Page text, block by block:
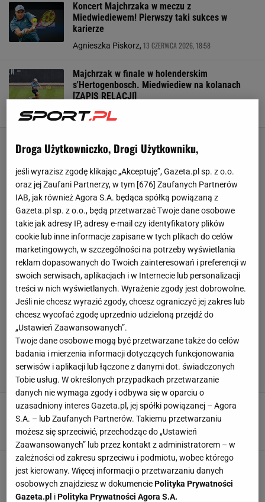
Koncert Majchrzaka w meczu z
Miedwiediewem! Pierwszy taki sukces w
karierze
Agnieszka Piskorz, 13 CZERWCA 2026, 18:58
Majchrzak w finale w holenderskim
s'Hertogenbosch. Miedwiediew na kolanach
[ZAPIS RELACJI]
Agnieszka Piskorz,
Andriejewa pokonała Chwalińską. Oto reakcja
Miedwiediewa
Agnieszka Piskorz,8 CZERWCA 2026, 17:08
Rosjanie zdruzgotani po porażce
Miedwiediewa. "Ma najgorszy bilans"
Dawid Franek, 26 MAJA 2026, 19:02
Droga Użytkowniczko, Drogi Użytkowniku,
jeśli wyrazisz zgodę klikając „Akceptuję”, Gazeta.pl sp. z o.o.
oraz jej Zaufani Partnerzy, w tym [676] Zaufanych Partnerów
IAB, jak również Agora S.A. będąca spółką powiązaną z
Gazeta.pl sp. z o.o., będą przetwarzać Twoje dane osobowe
takie jak adresy IP, adresy e-mail czy identyfikatory plików
cookie lub inne informacje zapisane w tych plikach do celów
marketingowych, w szczególności na potrzeby wyświetlania
reklam dopasowanych do Twoich zainteresowań i preferencji w
swoich serwisach, aplikacjach i w Internecie lub personalizacji
treści w nich wyświetlanych. Wyrażenie zgody jest dobrowolne.
Jeśli nie chcesz wyrazić zgody, chcesz ograniczyć jej zakres lub
chcesz wycofać zgodę uprzednio udzieloną przejdź do
„Ustawień Zaawansowanych”.
Twoje dane osobowe mogą być przetwarzane także do celów
badania i mierzenia informacji dotyczących funkcjonowania
serwisów i aplikacji lub łączone z danymi dot. świadczonych
Tobie usług. W określonych przypadkach przetwarzanie
danych nie wymaga zgody i odbywa się w oparciu o
uzasadniony interes Gazeta.pl, jej spółki powiązanej – Agora
S.A. – lub Zaufanych Partnerów. Takiemu przetwarzaniu
możesz się sprzeciwić, przechodząc do „Ustawień
Zaawansowanych” lub przez kontakt z administratorem – w
zależności od zakresu sprzeciwu i podmiotu, wobec którego
jest kierowany. Więcej informacji o przetwarzaniu danych
osobowych znajdziesz w dokumenciePolityka Prywatności
Gazeta.pl iPolityka Prywatności Agora S.A.